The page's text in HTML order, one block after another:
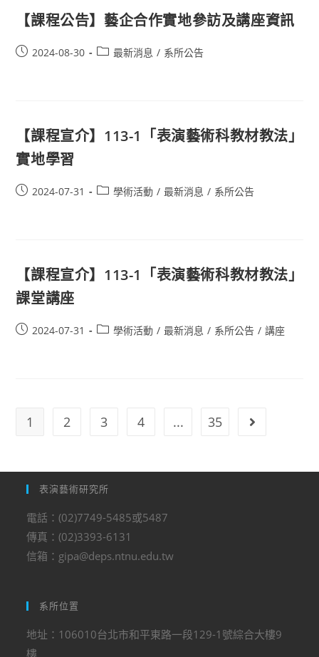
【課程公告】藝企合作實地參訪及講座資訊
2024-08-30 最新消息 / 系所公告
【課程宣介】113-1「表演藝術科教材教法」
實地學習
2024-07-31 學術活動 / 最新消息 / 系所公告
【課程宣介】113-1「表演藝術科教材教法」
課堂講座
2024-07-31 學術活動 / 最新消息 / 系所公告 / 講座
1 2 3 4 ... 35
表演藝術研究所
電話：(02)7749-5485或5487
傳真：(02)3393-6131
信箱：gipa@deps.ntnu.edu.tw
系所位置
地址：106010台北市和平東路一段129-1號綜合大樓9
樓